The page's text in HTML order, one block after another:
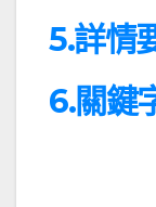
5.詳情
6.關鍵